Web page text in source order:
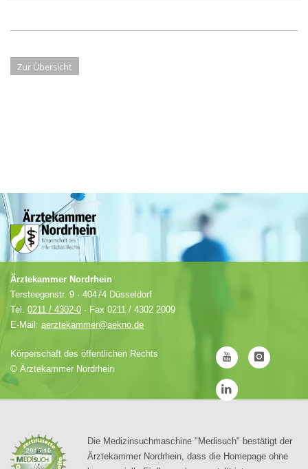
Zur Übersicht
Ärztekammer Nordrhein
Tersteegenstr. 9 · 40474 Düsseldorf
Tel. 0211 / 4302-0 · Fax 0211 / 4302 2009
E-Mail: aerztekammer@aekno.de
Körperschaft des öffentlichen Rechts
© Ärztekammer Nordrhein
Die Medizinsuchmaschine "Medisuch" bestätigt der
Ärztekammer Nordrhein, dass die Homepage ohne